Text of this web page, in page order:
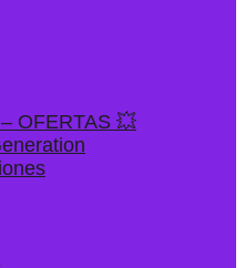
OFERTAS 💥